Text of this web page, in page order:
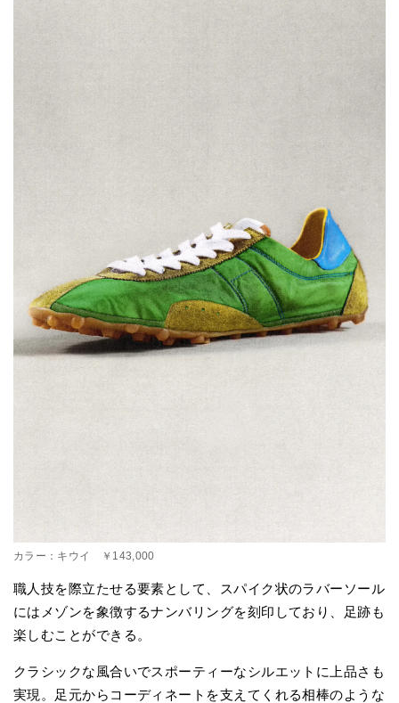
カラー：キウイ ￥143,000
職人技を際立たせる要素として、スパイク状のラバーソール
にはメゾンを象徴するナンバリングを刻印しており、足跡も
楽しむことができる。
クラシックな風合いでスポーティーなシルエットに上品さも
実現。足元からコーディネートを支えてくれる相棒のような